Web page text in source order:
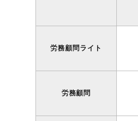
労務顧問ライト
労務顧問